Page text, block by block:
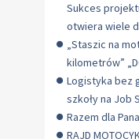
Sukces
otwiera wiele
„Staszic na
kilometrów”
Logistyka bez
szkoły na Job
Razem dla
RAJD